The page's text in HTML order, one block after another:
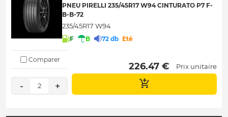
PNEU PIRELLI 235/45R17 W94 CINTURATO P7 F-
B-B-72
235/45R17 W94
F B 72 db Eté
Comparer
- 2 +
226.47 € Prix unitaire